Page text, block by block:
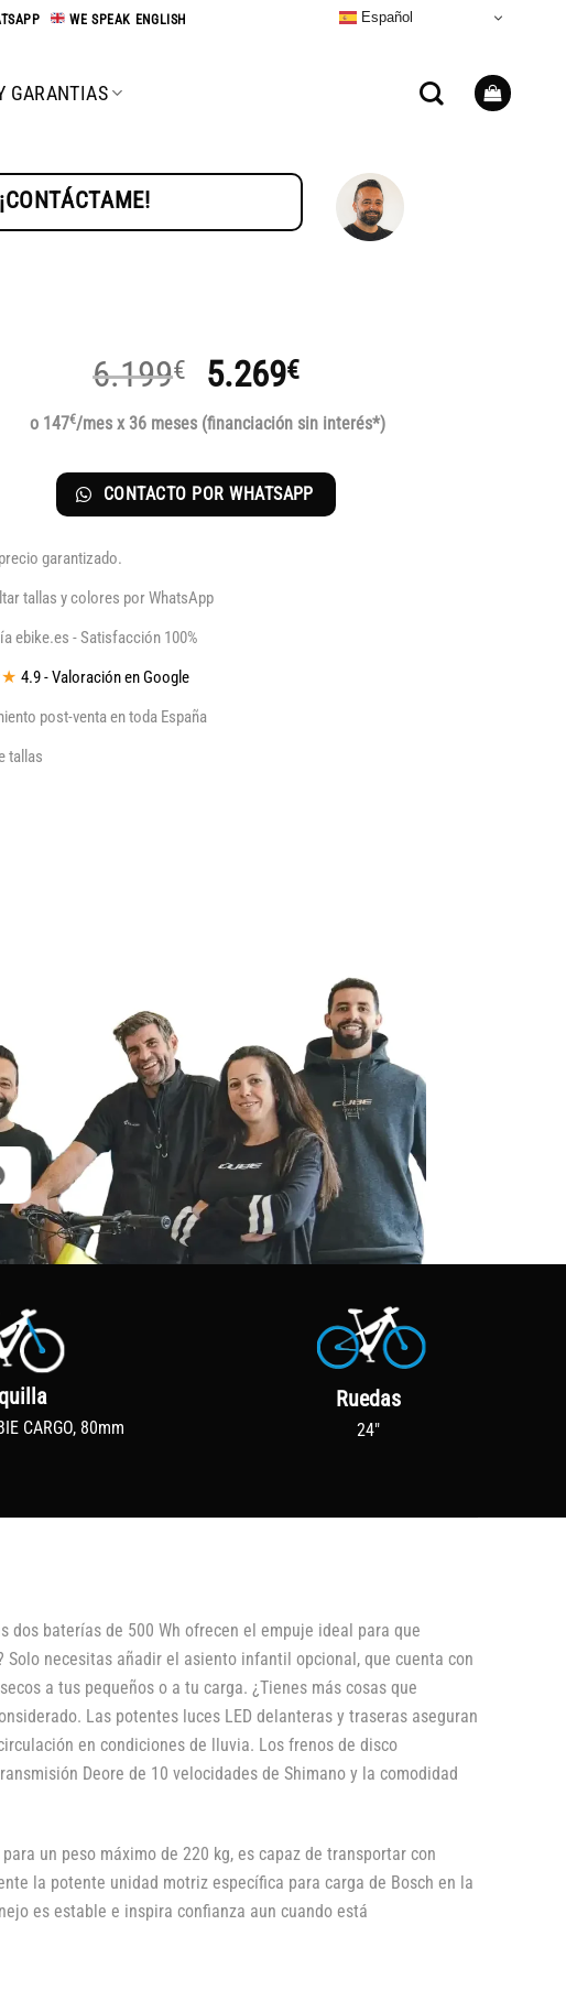
WE SPEAK ENGLISH Español
GARANTIAS
6.199€
El
precio
original
era:
6.199€.
5.269€El
precio
actual
es:
5.269€.
o 147€/mes x 36 meses (financiación sin interés*)
CONTACTO POR WHATSAPP
garantizado.
tallas y colores por WhatsApp
ebike.es - Satisfacción 100%
4.9 - Valoración en Google
post-venta en toda España
tallas
CARGO, 80mm
Ruedas
24"
dos baterías de 500 Wh ofrecen el empuje ideal para que
necesitas añadir el asiento infantil opcional, que cuenta con
a tus pequeños o a tu carga. ¿Tienes más cosas que
Las potentes luces LED delanteras y traseras aseguran
en condiciones de lluvia. Los frenos de disco
Deore de 10 velocidades de Shimano y la comodidad
un peso máximo de 220 kg, es capaz de transportar con
la potente unidad motriz específica para carga de Bosch en la
es estable e inspira confianza aun cuando está